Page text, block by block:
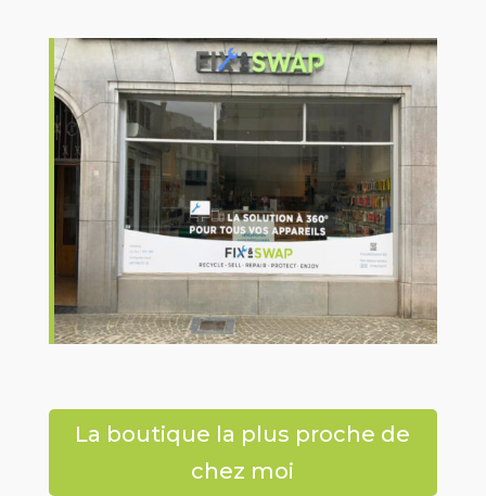
La boutique la plus proche de
chez moi